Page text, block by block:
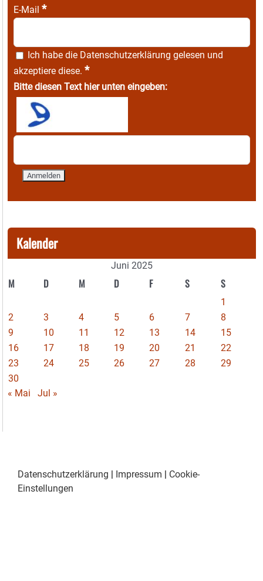
E-Mail *
Ich habe die Datenschutzerklärung gelesen und
akzeptiere diese. *
Bitte diesen Text hier unten eingeben:
Kalender
Juni 2025
M D M D F S S
1
2
3 4 5 6 7
8
9
10 11 12 13 14
15
16
17 18 19 20 21
22
23
24 25 26 27 28
29
30
« Mai
Jul »
Datenschutzerklärung | Impressum | Cookie-
Einstellungen